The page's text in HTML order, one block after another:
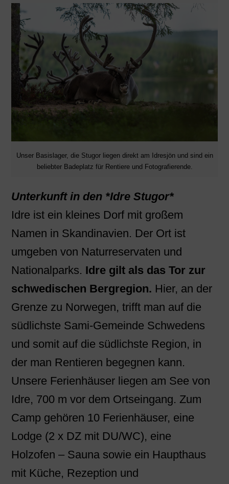
Unser Basislager, die Stugor liegen direkt am Idresjön und sind ein
beliebter Badeplatz für Rentiere und Fotografierende.
Unterkunft in den *Idre Stugor*
Idre ist ein kleines Dorf mit großem
Namen in Skandinavien. Der Ort ist
umgeben von Naturreservaten und
Nationalparks. Idre gilt als das Tor zur
schwedischen Bergregion. Hier, an der
Grenze zu Norwegen, trifft man auf die
südlichste Sami-Gemeinde Schwedens
und somit auf die südlichste Region, in
der man Rentieren begegnen kann.
Unsere Ferienhäuser liegen am See von
Idre, 700 m vor dem Ortseingang. Zum
Camp gehören 10 Ferienhäuser, eine
Lodge (2 x DZ mit DU/WC), eine
Holzofen – Sauna sowie ein Haupthaus
mit Küche, Rezeption und